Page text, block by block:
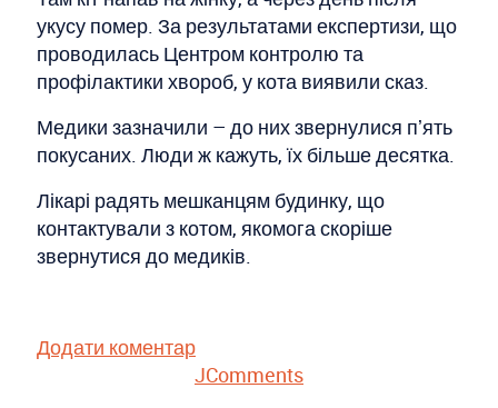
укусу помер. За результатами експертизи, що
проводилась Центром контролю та
профілактики хвороб, у кота виявили сказ.
Медики зазначили – до них звернулися пʼять
покусаних. Люди ж кажуть, їх більше десятка.
Лікарі радять мешканцям будинку, що
контактували з котом, якомога скоріше
звернутися до медиків.
Додати коментар
JComments